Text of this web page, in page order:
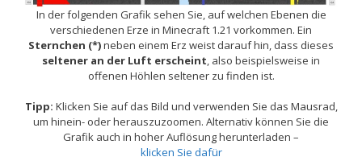
In der folgenden Grafik sehen Sie, auf welchen Ebenen die
verschiedenen Erze in Minecraft 1.21 vorkommen. Ein
Sternchen (*)neben einem Erz weist darauf hin, dass dieses
seltener an der Luft erscheint, also beispielsweise in
offenen Höhlen seltener zu finden ist.
Tipp: Klicken Sie auf das Bild und verwenden Sie das Mausrad,
um hinein- oder herauszuzoomen. Alternativ können Sie die
Grafik auch in hoher Auflösung herunterladen –
klicken Sie dafür